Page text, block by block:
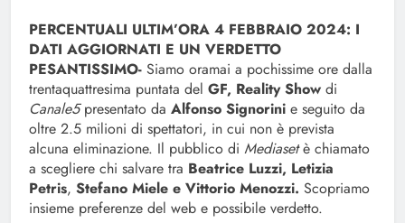
PERCENTUALI ULTIM’ORA 4 FEBBRAIO 2024: I
DATI AGGIORNATI E UN VERDETTO
PESANTISSIMO- Siamo oramai a pochissime ore dalla
trentaquattresima puntata del GF, Reality Show di
Canale5presentato da Alfonso Signorini e seguito da
oltre 2.5 milioni di spettatori, in cui non è prevista
alcuna eliminazione. Il pubblico di Mediasetè chiamato
a scegliere chi salvare tra Beatrice Luzzi, Letizia
Petris, Stefano Miele e Vittorio Menozzi. Scopriamo
insieme preferenze del web e possibile verdetto.